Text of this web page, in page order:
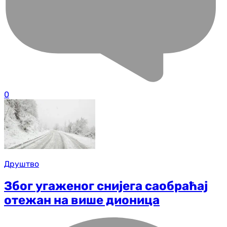
0
Друштво
Због угаженог снијега саобраћај
отежан на више дионица